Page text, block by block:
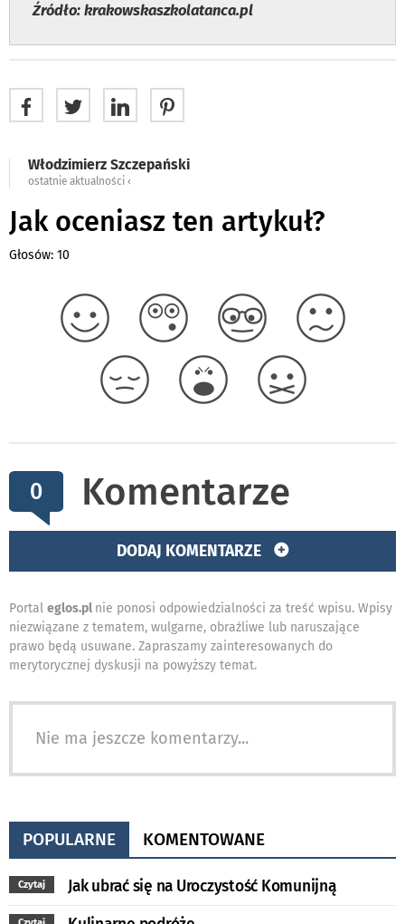
Źródło: krakowskaszkolatanca.pl
Włodzimierz Szczepański
ostatnie aktualności ‹
Jak oceniasz ten artykuł?
Głosów: 10
0 Komentarze
DODAJ KOMENTARZE
Portal eglos.pl nie ponosi odpowiedzialności za treść wpisu. Wpisy
niezwiązane z tematem, wulgarne, obraźliwe lub naruszające
prawo będą usuwane. Zapraszamy zainteresowanych do
merytorycznej dyskusji na powyższy temat.
Nie ma jeszcze komentarzy...
POPULARNE KOMENTOWANE
Czytaj Jak ubrać się na Uroczystość Komunijną